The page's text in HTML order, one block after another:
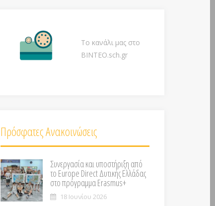
Το κανάλι μας στο
ΒΙΝΤΕΟ.sch.gr
Πρόσφατες Ανακοινώσεις
Συνεργασία και υποστήριξη από
το Europe Direct Δυτικής Ελλάδας
στο πρόγραμμα Erasmus+
18 Ιουνίου 2026